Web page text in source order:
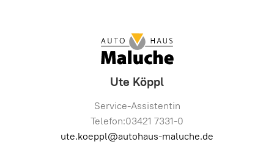
Ute Köppl
Service-Assistentin
Telefon:03421 7331-0
ute.koeppl@autohaus-maluche.de